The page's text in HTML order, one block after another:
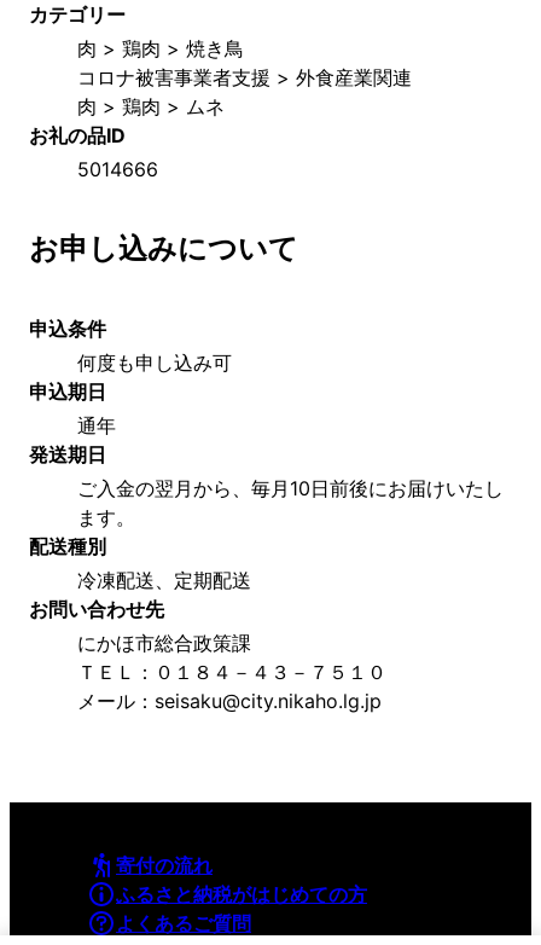
カテゴリー
肉 > 鶏肉 > 焼き鳥
コロナ被害事業者支援 > 外食産業関連
肉 > 鶏肉 > ムネ
お礼の品ID
5014666
お申し込みについて
申込条件
何度も申し込み可
申込期日
通年
発送期日
ご入金の翌月から、毎月10日前後にお届けいたし
ます。
配送種別
冷凍配送、定期配送
お問い合わせ先
にかほ市総合政策課
ＴＥＬ：０１８４－４３－７５１０
メール：seisaku@city.nikaho.lg.jp
寄付の流れ
ふるさと納税がはじめての方
よくあるご質問